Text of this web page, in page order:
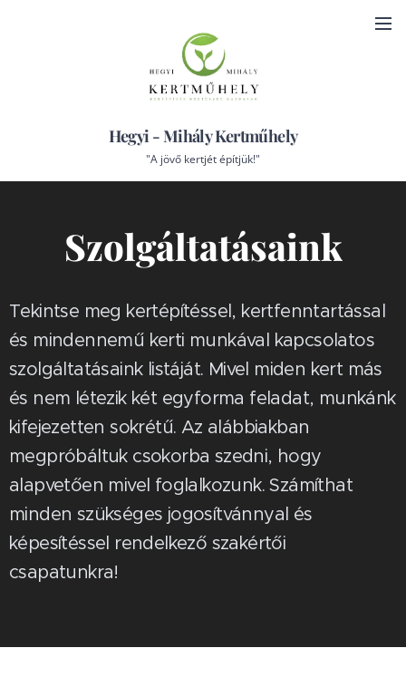
Hegyi - Mihály Kertműhely
"A jövő kertjét építjük!"
Szolgáltatásaink
Tekintse meg kertépítéssel, kertfenntartással
és mindennemű kerti munkával kapcsolatos
szolgáltatásaink listáját. Mivel miden kert más
és nem létezik két egyforma feladat, munkánk
kifejezetten sokrétű. Az alábbiakban
megpróbáltuk csokorba szedni, hogy
alapvetően mivel foglalkozunk. Számíthat
minden szükséges jogosítvánnyal és
képesítéssel rendelkező szakértői
csapatunkra!